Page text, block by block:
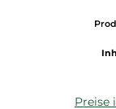
Preise